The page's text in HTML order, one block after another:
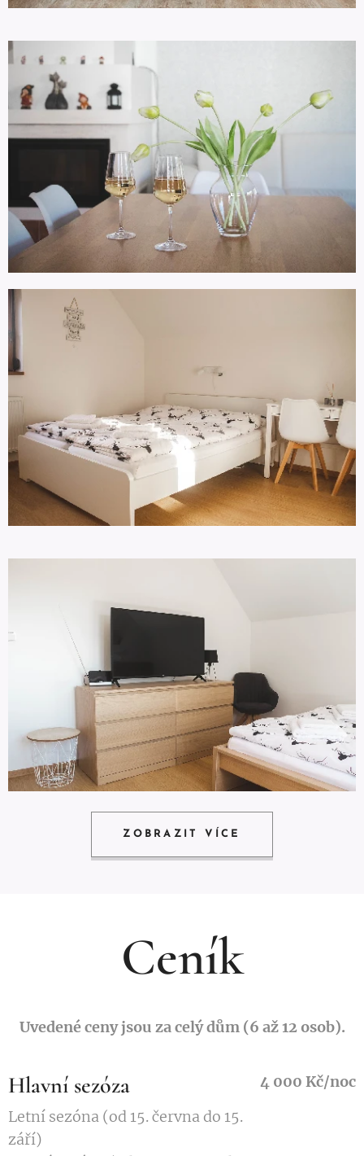
ZOBRAZIT VÍCE
Ceník
Uvedené ceny jsou za celý dům (6 až 12 osob).
Hlavní sezóza
Letní sezóna (od 15. června do 15.
září)
4 000 Kč/noc